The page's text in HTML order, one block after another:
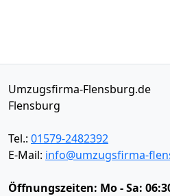
Umzugsfirma-Flensburg.de
Flensburg
Tel.: 01579-2482392
E-Mail: info@umzugsfirma-
Öffnungszeiten: Mo - Sa: